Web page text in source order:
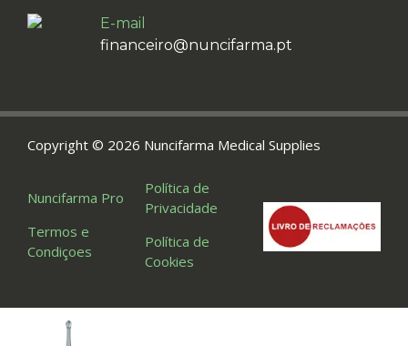
E-mail
financeiro@nuncifarma.pt
Nuncifarma Pro
Termos e
Condiçoes
Política de
Privacidade
Política de
Cookies
Copyright © 2026 Nuncifarma Medical Supplies